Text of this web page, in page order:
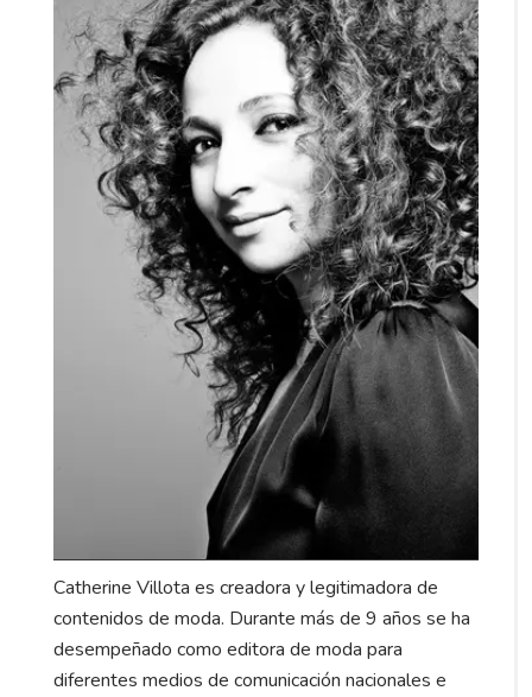
Catherine Villota es creadora y legitimadora de
contenidos de moda. Durante más de 9 años se ha
desempeñado como editora de moda para
diferentes medios de comunicación nacionales e